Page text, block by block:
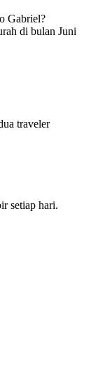
Gabriel?
di bulan Juni
traveler
setiap hari.